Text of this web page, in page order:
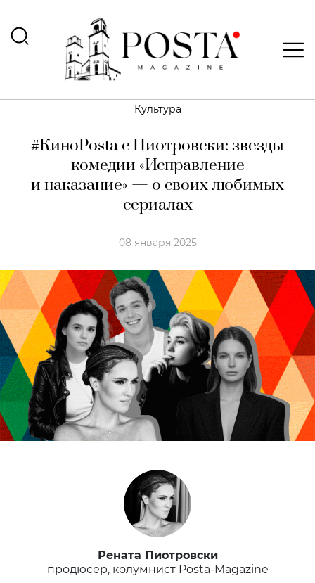
Культура
#КиноPosta с Пиотровски: звезды
комедии «Исправление
и наказание» — о своих любимых
сериалах
08 января 2025
Рената Пиотровски
продюсер, колумнист Posta-Magazine